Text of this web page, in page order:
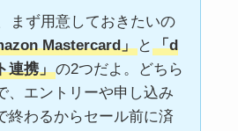
まず用意しておきたいの
Mastercard」と 「d
連携」の2つだよ。どちら
、エントリーや申し込み
終わるからセール前に済